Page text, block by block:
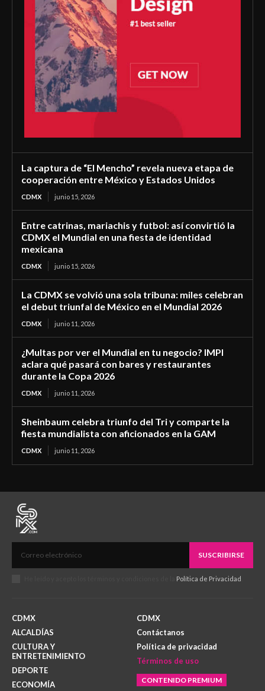
La captura de “El Mencho” revela nueva etapa de
cooperación entre México y Estados Unidos
CDMX junio 15, 2026
Entre catrinas, mariachis y futbol: así convirtió la
CDMX el Mundial en una fiesta de identidad
mexicana
CDMX junio 15, 2026
La CDMX se volvió una sola tribuna: miles celebran
el debut triunfal de México en el Mundial 2026
CDMX junio 11, 2026
¿Multas por ver el Mundial en tu negocio? IMPI
aclara qué pasará con bares y restaurantes
durante la Copa 2026
CDMX junio 11, 2026
Sheinbaum celebra triunfo del Tri y comparte la
fiesta mundialista con aficionados en la GAM
CDMX junio 11, 2026
SUSCRIBIRSE
Política de Privacidad
CDMX
ALCALDÍAS
CULTURA Y
ENTRETENIMIENTO
DEPORTE
ECONOMÍA
CDMX
Contáctanos
Política de privacidad
Términos de uso
CONTENIDO PREMIUM